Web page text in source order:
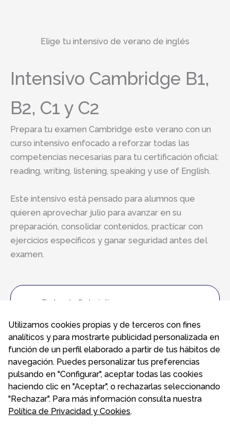
Elige tu intensivo de verano de inglés
Intensivo Cambridge B1,
B2, C1 y C2
Prepara tu examen Cambridge este verano con un
curso intensivo enfocado a reforzar todas las
competencias necesarias para tu certificación oficial:
reading, writing, listening, speaking y use of English.
Este intensivo está pensado para alumnos que
quieren aprovechar julio para avanzar en su
preparación, consolidar contenidos, practicar con
ejercicios específicos y ganar seguridad antes del
examen.
Del 1 al 28 de julio
Grupos reducidos
Centro oficial preparador Cambridge
Precio completo: 350 €
Precio/semana: 99,90 €
Contenidos del intensivo
Utilizamos cookies propias y de terceros con fines
analíticos y para mostrarte publicidad personalizada en
función de un perfil elaborado a partir de tus hábitos de
navegación. Puedes personalizar tus preferencias
pulsando en "Configurar", aceptar todas las cookies
haciendo clic en "Aceptar", o rechazarlas seleccionando
"Rechazar". Para más información consulta nuestra
Política de Privacidad y Cookies.